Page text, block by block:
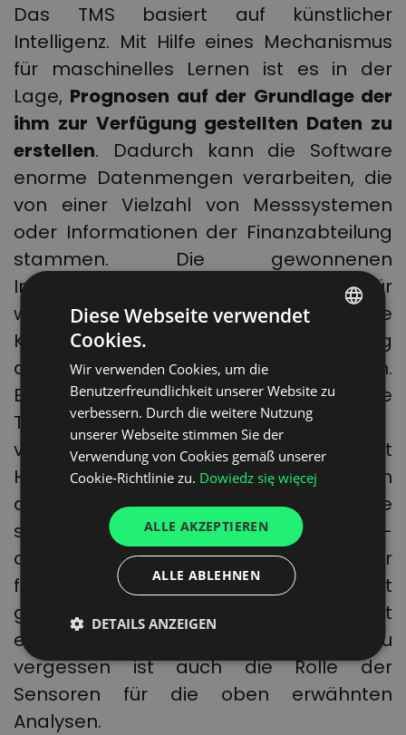
Das TMS basiert auf künstlicher
Intelligenz. Mit Hilfe eines Mechanismus
für maschinelles Lernen ist es in der
Lage, Prognosen auf der Grundlage der
ihm zur Verfügung gestellten Daten zu
erstellen. Dadurch kann die Software
enorme Datenmengen verarbeiten, die
von einer Vielzahl von Messsystemen
oder Informationen der Finanzabteilung
stammen. Die gewonnenen
Informationen können als Grundlage für
wichtige Entscheidungen über die
Kostensenkung oder die Verbesserung
der Pünktlichkeit von Lieferplänen dienen.
Eine weitere Technologie, die das digitale
Transportmanagementsystem
verwendet, ist das Internet der Dinge. Mit
Hilfe von den Sensoren im Lager und in
den Fahrzeugen melden die Geräte
selbst die eventuellen Fehler der Kühl-
oder Heizsystemen, Schäden oder
fehlerhaften Einstellungen. Das bedeutet
geringere Verschleißkosten und damit
eine Steigerung der Rentabilität. Nicht zu
vergessen ist auch die Rolle der
Sensoren für die oben erwähnten
Analysen.
SPANISH
FRENCH
Diese Webseite verwendet
Cookies.
Wir verwenden Cookies, um die
Benutzerfreundlichkeit unserer Website zu
verbessern. Durch die weitere Nutzung
unserer Webseite stimmen Sie der
Verwendung von Cookies gemäß unserer
Cookie-Richtlinie zu. Dowiedz się więcej
ALLE AKZEPTIEREN
ALLE ABLEHNEN
DETAILS ANZEIGEN